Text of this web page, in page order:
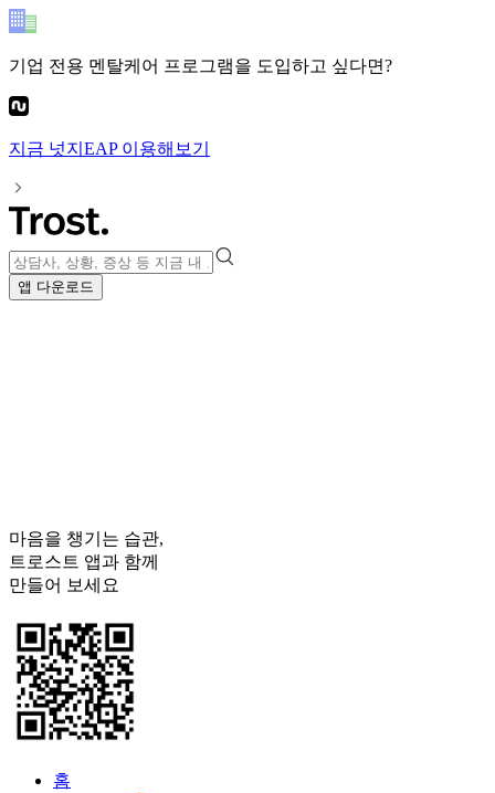
기업 전용 멘탈케어 프로그램을 도입하고 싶다면?
지금 넛지EAP이용해보기
앱 다운로드
마음을 챙기는 습관,
트로스트 앱과 함께
만들어 보세요
홈